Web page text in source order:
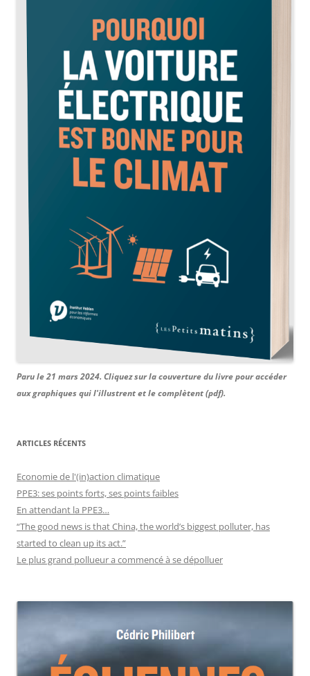
Paru le 21 mars 2024. Cliquez sur la couverture du livre pour accéder
aux graphiques qui l'illustrent et le complètent (pdf).
ARTICLES RÉCENTS
Economie de l'(in)action climatique
PPE3: ses points forts, ses points faibles
En attendant la PPE3…
“The good news is that China, the world’s biggest polluter, has
started to clean up its act.”
Le plus grand pollueur a commencé à se dépolluer